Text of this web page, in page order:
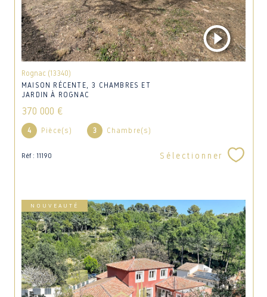
Rognac (13340)
MAISON RÉCENTE, 3 CHAMBRES ET
JARDIN À ROGNAC
370 000 €
4 Pièce(s) 3 Chambre(s)
Réf : 11190 Sélectionner
NOUVEAUTÉ